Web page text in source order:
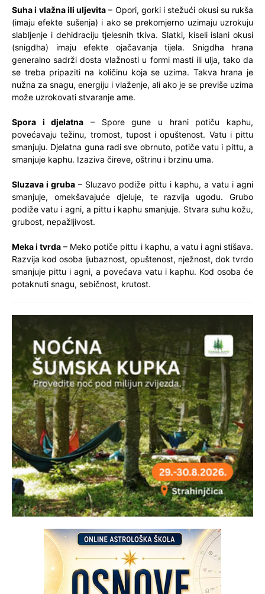
Suha i vlažna ili uljevita – Opori, gorki i stežući okusi su rukša
(imaju efekte sušenja) i ako se prekomjerno uzimaju uzrokuju
slabljenje i dehidraciju tjelesnih tkiva. Slatki, kiseli islani okusi
(snigdha) imaju efekte ojačavanja tijela. Snigdha hrana
generalno sadrži dosta vlažnosti u formi masti ili ulja, tako da
se treba pripaziti na količinu koja se uzima. Takva hrana je
nužna za snagu, energiju i vlaženje, ali ako je se previše uzima
može uzrokovati stvaranje ame.
Spora i djelatna – Spore gune u hrani potiču kaphu,
povećavaju težinu, tromost, tupost i opuštenost. Vatu i pittu
smanjuju. Djelatna guna radi sve obrnuto, potiče vatu i pittu, a
smanjuje kaphu. Izaziva čireve, oštrinu i brzinu uma.
Sluzava i gruba – Sluzavo podiže pittu i kaphu, a vatu i agni
smanjuje, omekšavajuće djeluje, te razvija ugodu. Grubo
podiže vatu i agni, a pittu i kaphu smanjuje. Stvara suhu kožu,
grubost, nepažljivost.
Meka i tvrda – Meko potiče pittu i kaphu, a vatu i agni stišava.
Razvija kod osoba ljubaznost, opuštenost, nježnost, dok tvrdo
smanjuje pittu i agni, a povećava vatu i kaphu. Kod osoba će
potaknuti snagu, sebičnost, krutost.